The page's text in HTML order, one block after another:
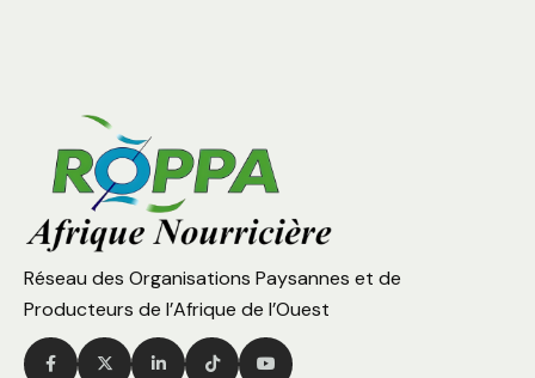
Réseau des Organisations Paysannes et de
Producteurs de l’Afrique de l’Ouest